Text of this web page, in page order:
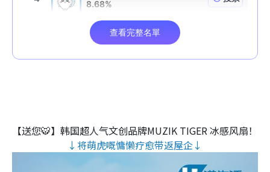
【送您🐯】韩国超人气文创品牌MUZIK TIGER 冰感风扇！
↓将萌虎嘅慵懒疗愈带返屋企↓